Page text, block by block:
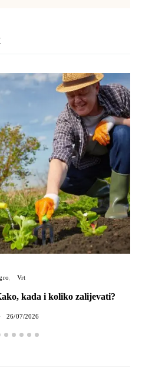
Vrt
kada i koliko zalijevati?
26/07/2026